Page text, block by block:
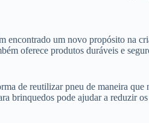
encontrado um novo propósito na
oferece produtos duráveis e
de reutilizar pneu de maneira
brinquedos pode ajudar a reduzir